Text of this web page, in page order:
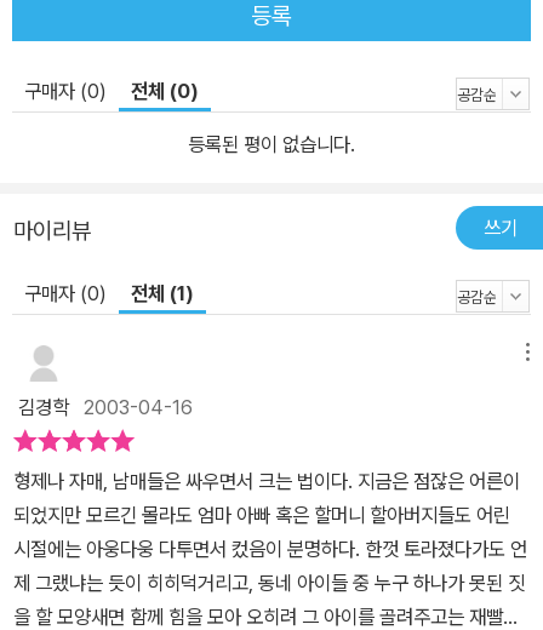
등록
구매자 (0) 전체 (0)
등록된 평이 없습니다.
마이리뷰 쓰기
구매자 (0) 전체 (1)
김경학2003-04-16
형제나 자매, 남매들은 싸우면서 크는 법이다. 지금은 점잖은 어른이
되었지만 모르긴 몰라도 엄마 아빠 혹은 할머니 할아버지들도 어린
시절에는 아웅다웅 다투면서 컸음이 분명하다. 한껏 토라졌다가도 언
제 그랬냐는 듯이 히히덕거리고, 동네 아이들 중 누구 하나가 못된 짓
을 할 모양새면 함께 힘을 모아 오히려 그 아이를 골려주고는 재빨리